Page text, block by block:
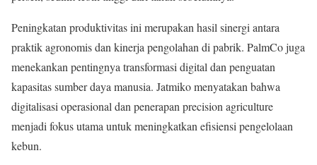
Peningkatan produktivitas ini merupakan hasil sinergi antara
praktik agronomis dan kinerja pengolahan di pabrik. PalmCo juga
menekankan pentingnya transformasi digital dan penguatan
kapasitas sumber daya manusia. Jatmiko menyatakan bahwa
digitalisasi operasional dan penerapan precision agriculture
menjadi fokus utama untuk meningkatkan efisiensi pengelolaan
kebun.